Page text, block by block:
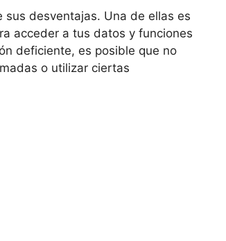
desventajas. Una de ellas es
acceder a tus datos y funciones
deficiente, es posible que no
o utilizar ciertas